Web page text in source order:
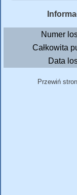
Numer
Całkowita
Data
Przewiń